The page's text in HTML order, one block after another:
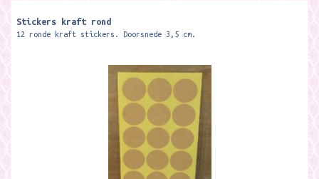
Stickers kraft rond
12 ronde kraft stickers. Doorsnede 3,5 cm.